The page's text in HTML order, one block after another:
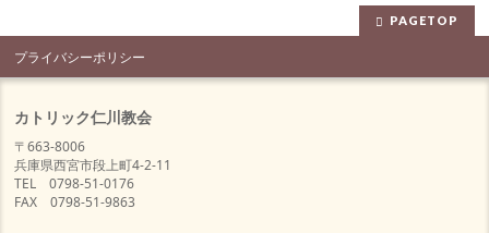
PAGETOP
プライバシーポリシー
カトリック仁川教会
〒663-8006
兵庫県西宮市段上町4-2-11
TEL 0798-51-0176
FAX 0798-51-9863